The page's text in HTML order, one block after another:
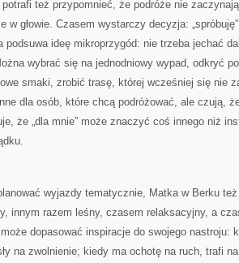
potrafi też przypomnieć, że podróże nie
w głowie. Czasem wystarczy decyzja:
podsuwa ideę mikroprzygód: nie trzeba jechać
wybrać się na jednodniowy wypad, odkryć
smaki, zrobić trasę, której wcześniej się nie
dla osób, które chcą podróżować, ale czują,
że „dla mnie” może znaczyć coś innego niż
wyjazdy tematycznie, Matka w Berku
innym razem leśny, czasem relaksacyjny, a
dopasować inspiracje do swojego nastroju:
na zwolnienie; kiedy ma ochotę na ruch, trafi